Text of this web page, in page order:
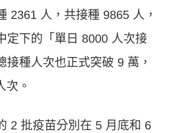
2361 人，共接種 9865 人，
定下的「單日 8000 人次接
接種人次也正式突破 9 萬，
次。
2 批疫苗分別在 5 月底和 6